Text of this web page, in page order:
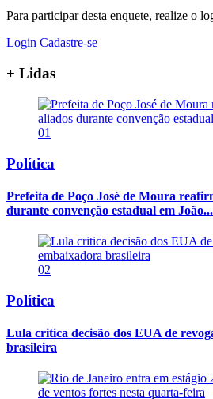
Para participar desta enquete, realize o
Login Cadastre-se
+ Lidas
01
Política
Prefeita de Poço José de Moura
durante convenção estadual em João...
02
Política
Lula critica decisão dos EUA de
brasileira